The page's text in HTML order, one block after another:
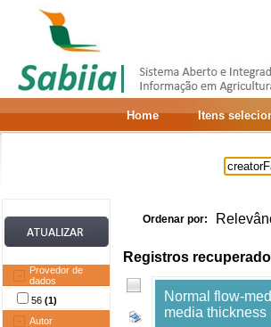
Home Itens
Provedor de
dados
56 (1)
Autor
Ordenar por:
Registros
Normal flow-
media